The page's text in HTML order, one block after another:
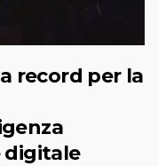
record per la
digitale